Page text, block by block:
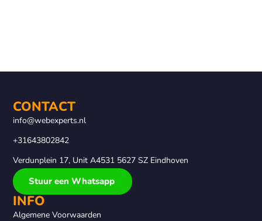
CONTACT
info@webexperts.nl
+31643802842
Verdunplein 17, Unit A4531 5627 SZ Eindhoven
Stuur een Whatsapp
INFO
Algemene Voorwaarden